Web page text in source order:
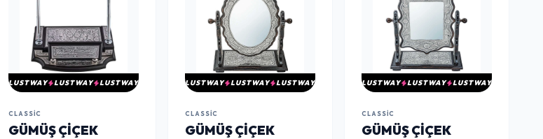
LUSTWAY LUSTWAY LUSTWAY
CLASSIC
GÜMÜŞ ÇIÇEK
LUSTWAY LUSTWAY LUSTWAY
CLASSIC
GÜMÜŞ ÇIÇEK
LUSTWAY LUSTWAY LUSTWAY
CLASSIC
​GÜMÜŞ ÇIÇEK